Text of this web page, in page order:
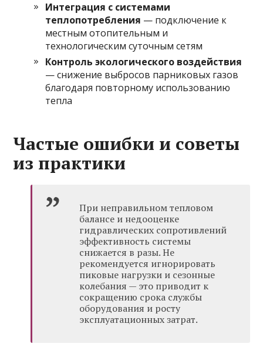
Интеграция с системами
теплопотребления — подключение к
местным отопительным и
технологическим суточным сетям
Контроль экологического воздействия
— снижение выбросов парниковых газов
благодаря повторному использованию
тепла
Частые ошибки и советы
из практики
При неправильном тепловом
балансе и недооценке
гидравлических сопротивлений
эффективность системы
снижается в разы. Не
рекомендуется игнорировать
пиковые нагрузки и сезонные
колебания — это приводит к
сокращению срока службы
оборудования и росту
эксплуатационных затрат.